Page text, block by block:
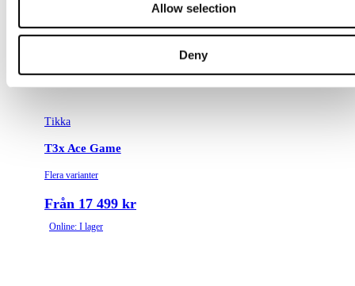
Allow selection
Deny
Tikka
T3x Ace Game
Flera varianter
Från 17 499 kr
Online: I lager